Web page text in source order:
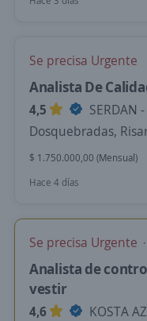
Se precisa Urgente
Analista De
4,5
SERDAN
Dosquebradas,
$ 1.750.000,00 (Mensual)
Hace 4 días
Se precisa Urgente
Analista de
vestir
4,6
KOSTA